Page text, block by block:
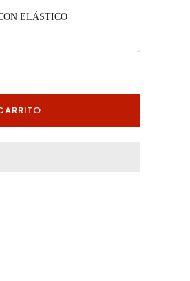
ELÁSTICO